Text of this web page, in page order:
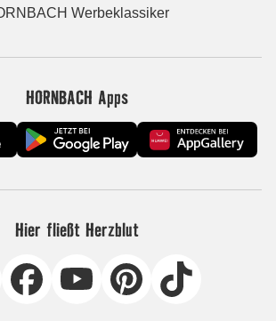
Werbeklassiker
HORNBACH Apps
Hier fließt Herzblut